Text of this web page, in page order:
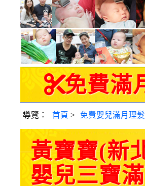
免費滿
導覽： 首頁 > 免費嬰兒滿月理
黃寶寶(新
嬰兒三寶